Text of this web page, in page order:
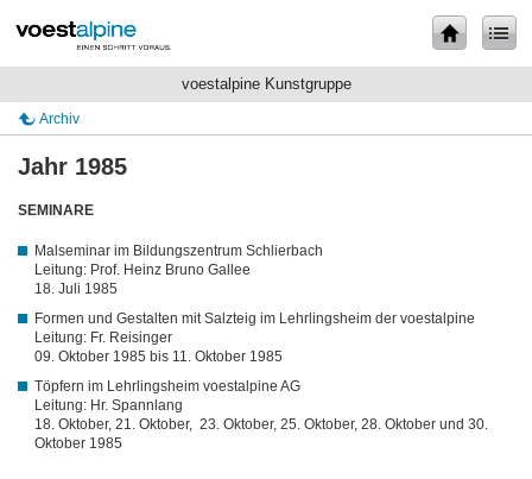
voestalpine Kunstgruppe
Archiv
Jahr 1985
SEMINARE
Malseminar im Bildungszentrum Schlierbach
Leitung: Prof. Heinz Bruno Gallee
18. Juli 1985
Formen und Gestalten mit Salzteig im Lehrlingsheim der voestalpine
Leitung: Fr. Reisinger
09. Oktober 1985 bis 11. Oktober 1985
Töpfern im Lehrlingsheim voestalpine AG
Leitung: Hr. Spannlang
18. Oktober, 21. Oktober, 23. Oktober, 25. Oktober, 28. Oktober und 30.
Oktober 1985